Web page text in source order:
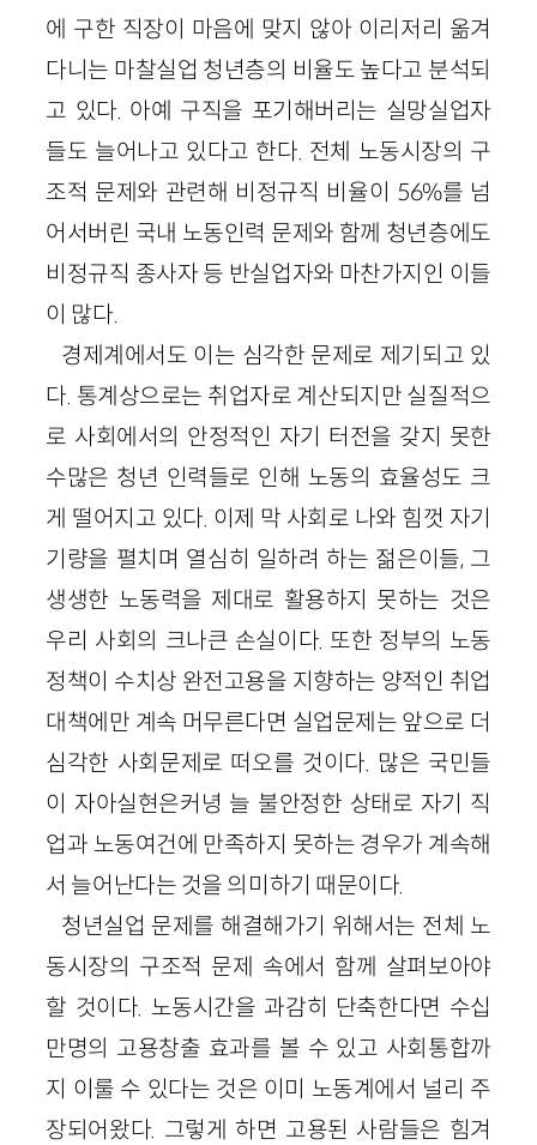
에 구한 직장이 마음에 맞지 않아 이리저리 옮겨
다니는 마찰실업 청년층의 비율도 높다고 분석되
고 있다. 아예 구직을 포기해버리는 실망실업자
들도 늘어나고 있다고 한다. 전체 노동시장의 구
조적 문제와 관련해 비정규직 비율이 56%를 넘
어서버린 국내 노동인력 문제와 함께 청년층에도
비정규직 종사자 등 반실업자와 마찬가지인 이들
이 많다.
경제계에서도 이는 심각한 문제로 제기되고 있
다. 통계상으로는 취업자로 계산되지만 실질적으
로 사회에서의 안정적인 자기 터전을 갖지 못한
수많은 청년 인력들로 인해 노동의 효율성도 크
게 떨어지고 있다. 이제 막 사회로 나와 힘껏 자기
기량을 펼치며 열심히 일하려 하는 젊은이들, 그
생생한 노동력을 제대로 활용하지 못하는 것은
우리 사회의 크나큰 손실이다. 또한 정부의 노동
정책이 수치상 완전고용을 지향하는 양적인 취업
대책에만 계속 머무른다면 실업문제는 앞으로 더
심각한 사회문제로 떠오를 것이다. 많은 국민들
이 자아실현은커녕 늘 불안정한 상태로 자기 직
업과 노동여건에 만족하지 못하는 경우가 계속해
서 늘어난다는 것을 의미하기 때문이다.
청년실업 문제를 해결해가기 위해서는 전체 노
동시장의 구조적 문제 속에서 함께 살펴보아야
할 것이다. 노동시간을 과감히 단축한다면 수십
만명의 고용창출 효과를 볼 수 있고 사회통합까
지 이룰 수 있다는 것은 이미 노동계에서 널리 주
장되어왔다. 그렇게 하면 고용된 사람들은 힘겨